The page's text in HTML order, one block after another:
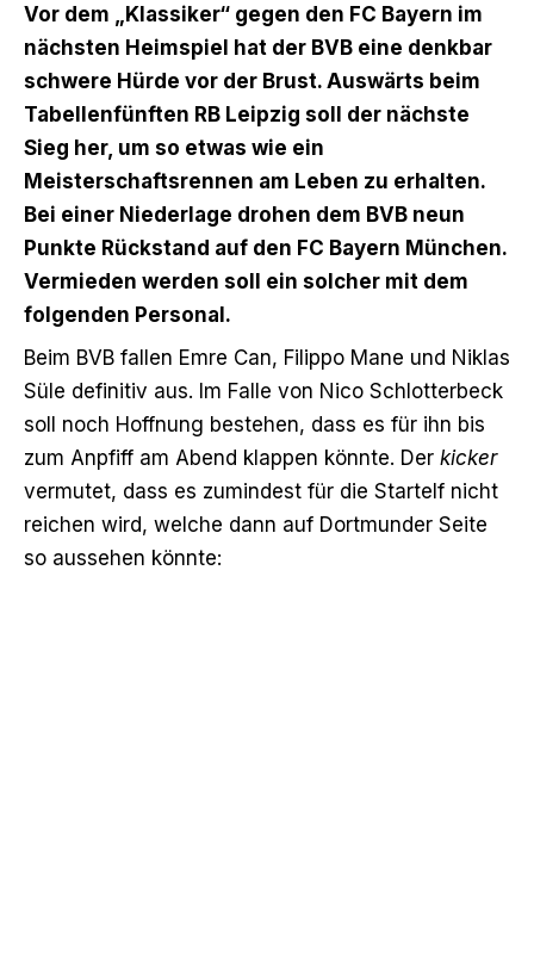
Vor dem „Klassiker“ gegen den FC Bayern im
nächsten Heimspiel hat der BVB eine denkbar
schwere Hürde vor der Brust. Auswärts beim
Tabellenfünften RB Leipzig soll der nächste
Sieg her, um so etwas wie ein
Meisterschaftsrennen am Leben zu erhalten.
Bei einer Niederlage drohen dem BVB neun
Punkte Rückstand auf den FC Bayern München.
Vermieden werden soll ein solcher mit dem
folgenden Personal.
Beim BVB fallen Emre Can, Filippo Mane und Niklas
Süle definitiv aus. Im Falle von Nico Schlotterbeck
soll noch Hoffnung bestehen, dass es für ihn bis
zum Anpfiff am Abend klappen könnte. Der kicker
vermutet, dass es zumindest für die Startelf nicht
reichen wird, welche dann auf Dortmunder Seite
so aussehen könnte: